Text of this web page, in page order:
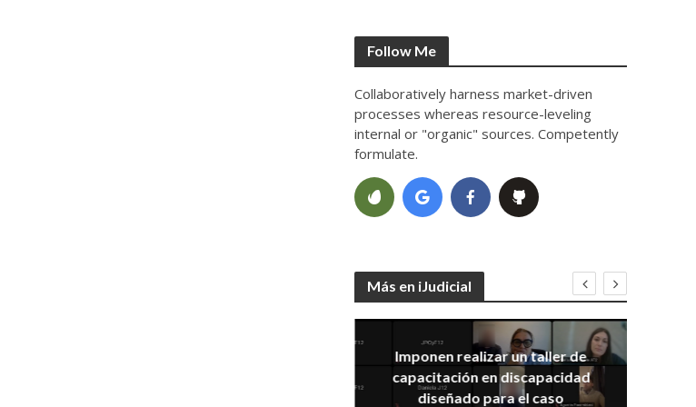
Follow Me
Collaboratively harness market-driven
processes whereas resource-leveling
internal or "organic" sources. Competently
formulate.
Más en iJudicial
Imponen realizar un taller de
capacitación en discapacidad
diseñado para el caso